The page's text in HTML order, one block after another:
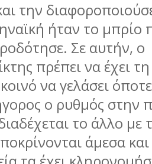
την
ήταν το μπρίο
Σε αυτήν, ο
πρέπει να έχει
να γελάσει
ο ρυθμός στην
το άλλο με
άμεσα